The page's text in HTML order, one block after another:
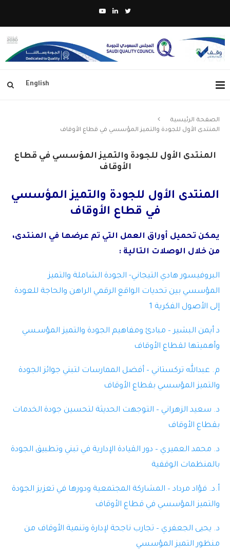
English
الصفحة الرئيسية
المنتدى الأول للجودة والتميز المؤسسي في قطاع الأوقاف
المنتدى الأول للجودة والتميز المؤسسي في قطاع
الأوقاف
المنتدى الأول للجودة والتميز المؤسسي
في قطاع الأوقاف
يمكن تحميل أوراق العمل التي تم عرضها في المنتدى،
من خلال الوصلات التالية :
البروفيسور هادي التيجاني- الجودة الشاملة والتميز
المؤسسي بين تحديات الواقع الرقمي الراهن والحاجة للعودة
إلى الأصول الفكرية 1
د أيمن البشير – مبادئ ومفاهيم الجودة والتميز المؤسـسي
وأهميتها لقطاع الأوقاف
م. عبدالله تركستاني – أفضل الممارسات لتبني جوائز الجودة
والتميز المؤسسي بقطاع الأوقاف
د. سعيد الزهراني – التوجهت الحديثة لتحسين جودة الخدمات
بقطاع الأوقاف
د. محمد العميري – دور القيادة الإدارية في تبني وتطبيق الجودة
بالمنظمات الوقفية
أ.د. فؤاد مرداد – المشاركة المجتمعية ودورها في تعزيز الجودة
والتميز المؤسسي في قطاع الأوقاف
د. يحيى الجعفري – تجارب ناجحة لإدارة وتنمية الأوقاف من
منظور التميز المؤسسي